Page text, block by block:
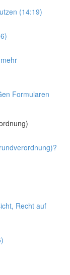
(14:19)
Formularen
Recht auf